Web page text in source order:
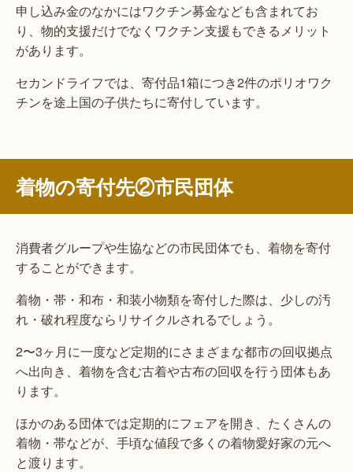
申し込み金のなかにはワクチン募金なども含まれてお
り、物的支援だけでなくワクチン支援もできるメリット
があります。
セカンドライフでは、寄付品1箱につき2件のポリオワク
チンを途上国の子供たちに寄付しています。
着物の寄付先②市民団体
消費者グループや生協などの市民団体でも、着物を寄付
することができます。
着物・帯・和布・和装小物類を寄付した際は、少しの汚
れ・破れ程度ならリサイクルされるでしょう。
2〜3ヶ月に一度など定期的にさまざまな都市の回収拠点
へ出向き、着物を含む古着や古布の回収を行う団体もあ
ります。
ほかのある団体では定期的にフェアを開き、たくさんの
着物・帯などが、手頃な値段で多くの着物愛好家の元へ
と渡ります。